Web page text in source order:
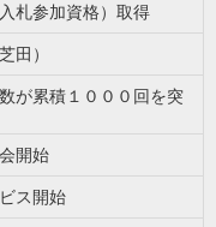
札参加資格）取得
田）
が累積１０００回を突
開始
ス開始